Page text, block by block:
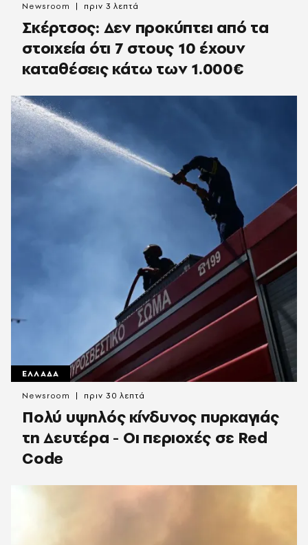
Σκέρτσος: Δεν προκύπτει από τα
στοιχεία ότι 7 στους 10 έχουν
καταθέσεις κάτω των 1.000€
Newsroom πριν 3 λεπτά
ΕΛΛΑΔΑ
Πολύ υψηλός κίνδυνος πυρκαγιάς
τη Δευτέρα - Οι περιοχές σε Red
Code
Newsroom πριν 30 λεπτά